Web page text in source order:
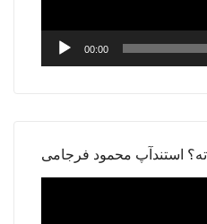
00:00
استندآپ محمود فرجامی